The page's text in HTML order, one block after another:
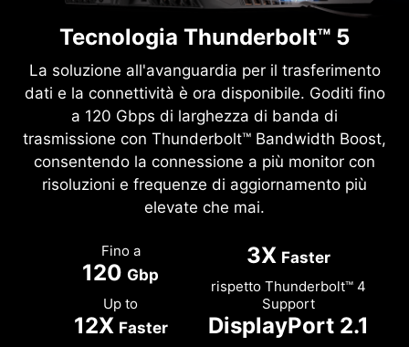
Tecnologia Thunderbolt™ 5
La soluzione all'avanguardia per il trasferimento
dati e la connettività è ora disponibile. Goditi fino
a 120 Gbps di larghezza di banda di
trasmissione con Thunderbolt™ Bandwidth Boost,
consentendo la connessione a più monitor con
risoluzioni e frequenze di aggiornamento più
elevate che mai.
Fino a
120 Gbp
3X Faster
rispetto Thunderbolt™ 4
Up to
12X Faster
Support
DisplayPort 2.1